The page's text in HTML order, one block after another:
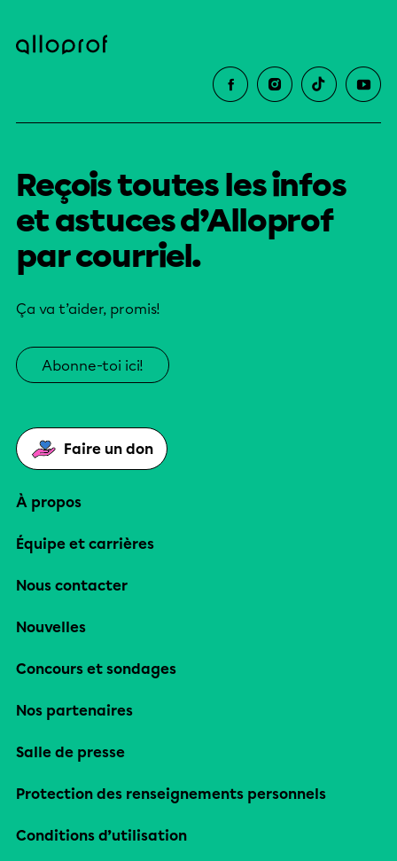
Reçois toutes les infos
et astuces d’Alloprof
par courriel.
Ça va t’aider, promis!
Abonne-toi ici!
Faire un don
À propos
Équipe et carrières
Nous contacter
Nouvelles
Concours et sondages
Nos partenaires
Salle de presse
Protection des renseignements personnels
Conditions d’utilisation